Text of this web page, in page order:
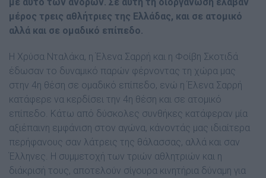
µέρος τρεις αθλήτριες της Ελλάδας, και σε ατοµικό
αλλά και σε οµαδικό επίπεδο.
Η Χρύσα Νταλάκα, η Έλενα Σαρρή και η Φοίβη Σκοτιδά
έδωσαν το δυναµικό παρών φέρνοντας τη χώρα µας
στην 4η θέση σε οµαδικό επίπεδο, ενώ η Έλενα Σαρρή
κατάφερε να κερδίσει την 4η θέση και σε ατοµικό
επίπεδο. Κάτω από δύσκολες συνθήκες κατάφεραν µία
αξιέπαινη εµφάνιση στον αγώνα, κάνοντάς µας ιδιαίτερα
περήφανους σαν λάτρεις της θάλασσας, αλλά και σαν
Έλληνες. Η συµµετοχή των τριών αθλητριών και η
διάκρισή τους, αποτελούν σίγουρα κινητήρια δύναµη για